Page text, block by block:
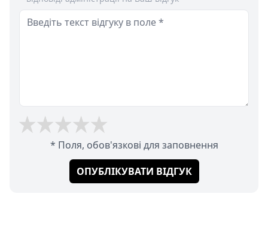
* Поля, обов'язкові для заповнення
ОПУБЛІКУВАТИ ВІДГУК